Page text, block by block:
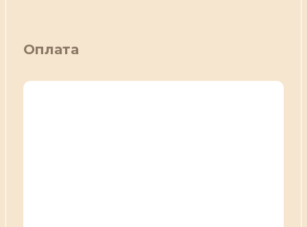
Оплата